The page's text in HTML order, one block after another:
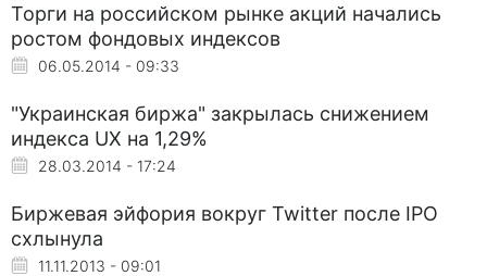
Торги на российском рынке акций начались
ростом фондовых индексов
06.05.2014 - 09:33
"Украинская биржа" закрылась снижением
индекса UX на 1,29%
28.03.2014 - 17:24
Биржевая эйфория вокруг Twitter после IPO
схлынула
11.11.2013 - 09:01